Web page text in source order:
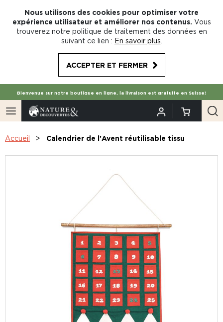
Nous utilisons des cookies pour optimiser votre
expérience utilisateur et améliorer nos contenus. Vous
trouverez notre politique de traitement des données en
suivant ce lien : En savoir plus
ACCEPTER ET FERMER
Bienvenue sur notre boutique en ligne, la livraison est gratuite en Suisse!
Accueil Calendrier de l'Avent réutilisable tissu